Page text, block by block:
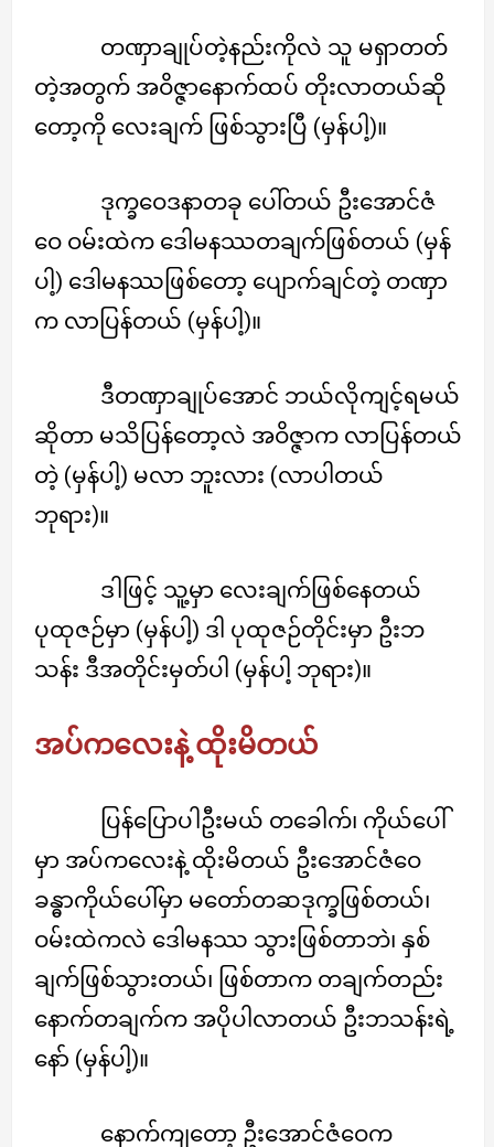
တဏှာချုပ်တဲ့နည်းကိုလဲ သူ မရှာတတ်
တဲ့အတွက် အဝိဇ္ဇာနောက်ထပ် တိုးလာတယ်ဆို
တော့ကို လေးချက် ဖြစ်သွားပြီ (မှန်ပါ့)။
ဒုက္ခဝေဒနာတခု ပေါ်တယ် ဦးအောင်ဇံ
ဝေ ဝမ်းထဲက ဒေါမနဿတချက်ဖြစ်တယ် (မှန်
ပါ့) ဒေါမနဿဖြစ်တော့ ပျောက်ချင်တဲ့ တဏှာ
က လာပြန်တယ် (မှန်ပါ့)။
ဒီတဏှာချုပ်အောင် ဘယ်လိုကျင့်ရမယ်
ဆိုတာ မသိပြန်တော့လဲ အဝိဇ္ဇာက လာပြန်တယ်
တဲ့ (မှန်ပါ့) မလာ ဘူးလား (လာပါတယ်
ဘုရား)။
ဒါဖြင့် သူ့မှာ လေးချက်ဖြစ်နေတယ်
ပုထုဇဉ်မှာ (မှန်ပါ့) ဒါ ပုထုဇဉ်တိုင်းမှာ ဦးဘ
သန်း ဒီအတိုင်းမှတ်ပါ (မှန်ပါ့ ဘုရား)။
အပ်ကလေးနဲ့ ထိုးမိတယ်
ပြန်ပြောပါဦးမယ် တခေါက်၊ ကိုယ်ပေါ်
မှာ အပ်ကလေးနဲ့ ထိုးမိတယ် ဦးအောင်ဇံဝေ
ခန္ဓာကိုယ်ပေါ်မှာ မတော်တဆဒုက္ခဖြစ်တယ်၊
ဝမ်းထဲကလဲ ဒေါမနဿ သွားဖြစ်တာဘဲ၊ နှစ်
ချက်ဖြစ်သွားတယ်၊ ဖြစ်တာက တချက်တည်း
နောက်တချက်က အပိုပါလာတယ် ဦးဘသန်းရဲ့
နော် (မှန်ပါ့)။
နောက်ကျတော့ ဦးအောင်ဇံဝေက